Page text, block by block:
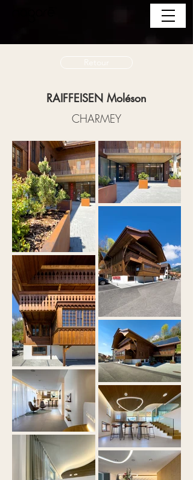
Retour
RAIFFEISEN Moléson
CHARMEY